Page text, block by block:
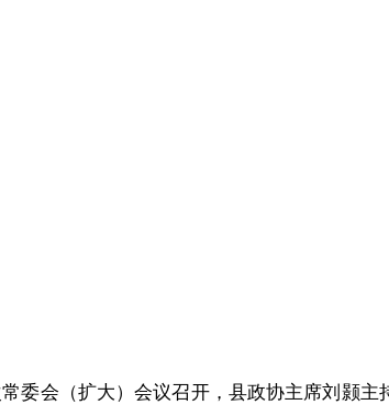
委会（扩大）会议召开，县政协主席刘颢